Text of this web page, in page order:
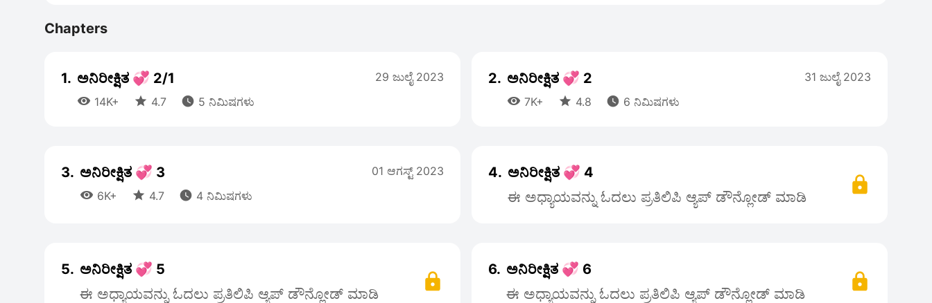
Chapters
1. ಅನಿರೀಕ್ಷಿತ 💞 2/1
 14K+  4.7  5 ನಿಮಿಷಗಳು
29 ಜುಲೈ 2023 2. ಅನಿರೀಕ್ಷಿತ 💞 2
 7K+  4.8  6 ನಿಮಿಷಗಳು
31 ಜುಲೈ 2023
3. ಅನಿರೀಕ್ಷಿತ 💞 3
 6K+  4.7  4 ನಿಮಿಷಗಳು
01 ಆಗಸ್ಟ್ 2023 4. ಅನಿರೀಕ್ಷಿತ 💞 4
ಈ ಅಧ್ಯಾಯವನ್ನು ಓದಲು ಪ್ರತಿಲಿಪಿ ಆ್ಯಪ್ ಡೌನ್ಲೋಡ್ ಮಾಡಿ
5. ಅನಿರೀಕ್ಷಿತ 💞 5
ಈ ಅಧ್ಯಾಯವನ್ನು ಓದಲು ಪ್ರತಿಲಿಪಿ ಆ್ಯಪ್ ಡೌನ್ಲೋಡ್ ಮಾಡಿ
6. ಅನಿರೀಕ್ಷಿತ 💞 6
ಈ ಅಧ್ಯಾಯವನ್ನು ಓದಲು ಪ್ರತಿಲಿಪಿ ಆ್ಯಪ್ ಡೌನ್ಲೋಡ್ ಮಾಡಿ